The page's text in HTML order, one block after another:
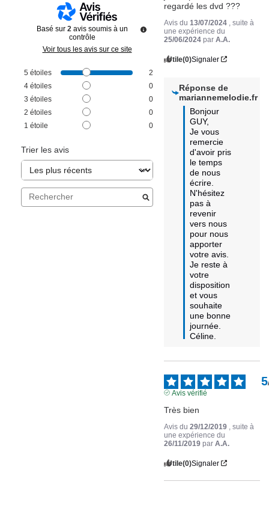
Basé sur 2 avis soumis à un
contrôle
Voir tous les avis sur ce site
5 étoiles
2
4 étoiles
0
3 étoiles
0
2 étoiles
0
1 étoile 0
Trier les avis
regardé les dvd ???
Avis du 13/07/2024
, suite à
une expérience du
25/06/2024 parA.A.
Utile(0)Signaler
Réponse de
mariannemelodie.fr
Bonjour
GUY,
Je vous
remercie
d'avoir pris
le temps
de nous
écrire.
N'hésitez
pas à
revenir
vers nous
pour nous
apporter
votre avis.
Je reste à
votre
disposition
et vous
souhaite
une bonne
journée.
Céline.
5
Avis vérifié
Très bien
Avis du29/12/2019
, suite à
une expérience du
26/11/2019 parA.A.
Utile(0)Signaler